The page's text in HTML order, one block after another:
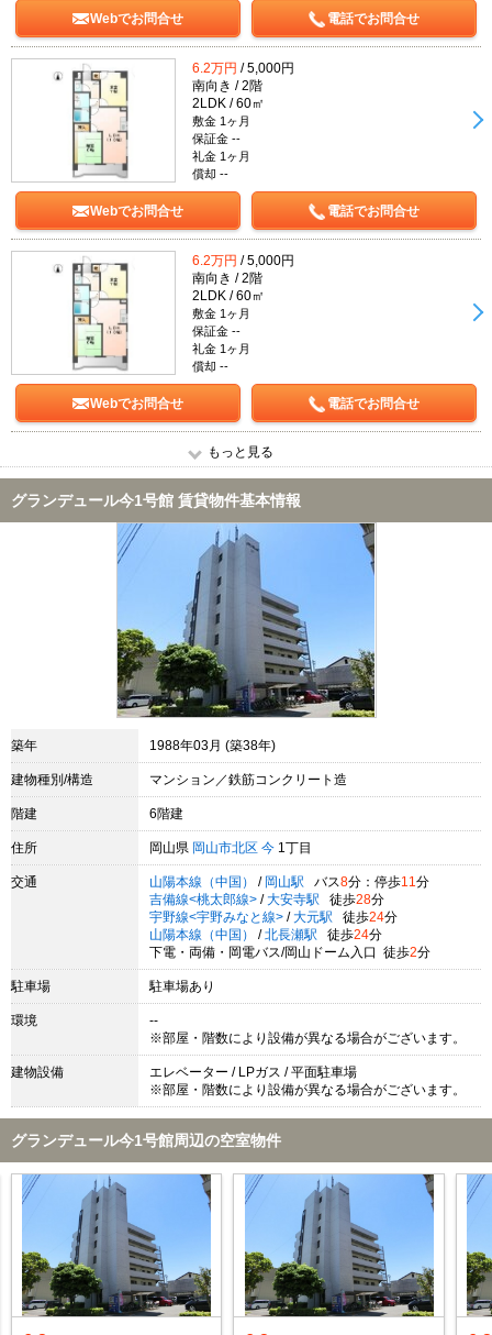
Webでお問合せ 電話でお問合せ
6.2万円 / 5,000円
南向き / 2階
2LDK / 60㎡
敷金 1ヶ月
保証金 --
礼金 1ヶ月
償却 --
Webでお問合せ 電話でお問合せ
6.2万円 / 5,000円
南向き / 2階
2LDK / 60㎡
敷金 1ヶ月
保証金 --
礼金 1ヶ月
償却 --
Webでお問合せ 電話でお問合せ
もっと見る
グランデュール今1号館 賃貸物件基本情報
築年 1988年03月 (築38年)
建物種別/構造 マンション／鉄筋コンクリート造
階建 6階建
住所 岡山県 岡山市北区 今 1丁目
交通 山陽本線（中国） / 岡山駅 バス8分：停歩11 分
吉備線<桃太郎線> / 大安寺駅 徒歩28分
宇野線<宇野みなと線> / 大元駅 徒歩24分
山陽本線（中国）
/ 北長瀬駅 徒歩24分
下電・両備・岡電バス/岡山ドーム入口 徒歩2分
駐車場 駐車場あり
環境
--
※部屋・階数により設備が異なる場合がございます。
建物設備
エレベーター / LPガス / 平面駐車場
※部屋・階数により設備が異なる場合がございます。
グランデュール今1号館周辺の空室物件